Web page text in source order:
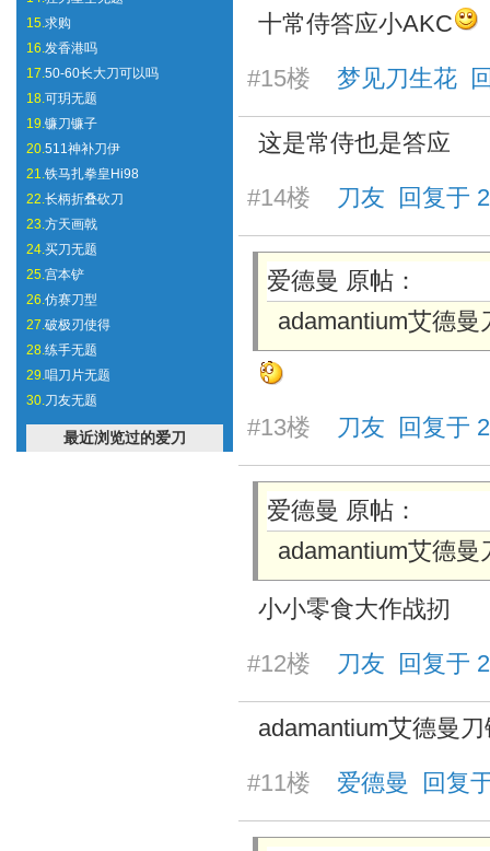
15.求购
16.发香港吗
17.50-60长大刀可以吗
18.可玥无题
19.镰刀镰子
20.511神补刀伊
21.铁马扎拳皇Hi98
22.长柄折叠砍刀
23.方天画戟
24.买刀无题
25.宫本铲
26.仿赛刀型
27.破极刃使得
28.练手无题
29.唱刀片无题
30.刀友无题
最近浏览过的爱刀
十常侍答应小AKC
#15楼 梦见刀生花
这是常侍也是答应
#14楼 刀友 回复于
爱德曼 原帖：
adamantium艾德曼
#13楼 刀友 回复于
爱德曼 原帖：
adamantium艾德曼
小小零食大作战扨
#12楼 刀友 回复于
adamantium艾德曼刀
#11楼 爱德曼 回复